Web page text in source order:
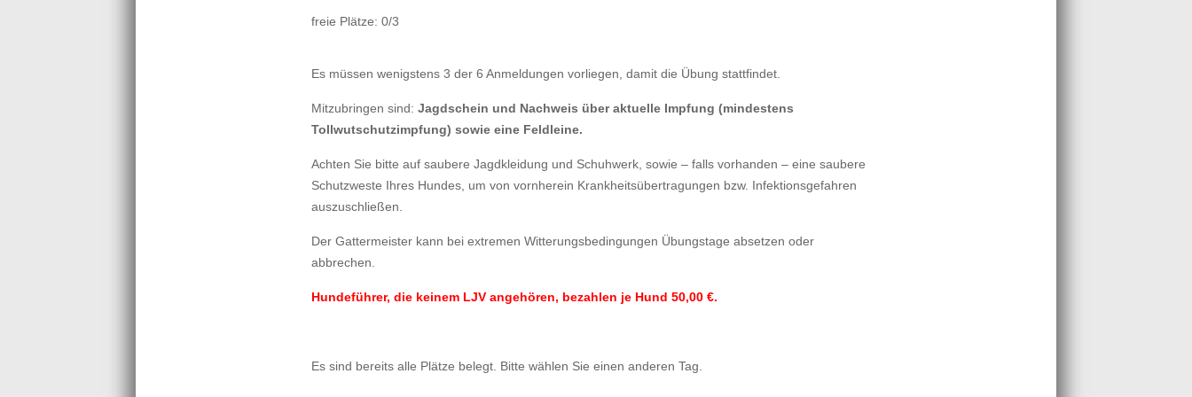
freie Plätze: 0/3
Es müssen wenigstens 3 der 6 Anmeldungen vorliegen, damit die Übung stattfindet.
Mitzubringen sind:Jagdschein und Nachweis über aktuelle Impfung (mindestens
Tollwutschutzimpfung) sowie eine Feldleine.
Achten Sie bitte auf saubere Jagdkleidung und Schuhwerk, sowie – falls vorhanden – eine saubere
Schutzweste Ihres Hundes, um von vornherein Krankheitsübertragungen bzw. Infektionsgefahren
auszuschließen.
Der Gattermeister kann bei extremen Witterungsbedingungen Übungstage absetzen oder
abbrechen.
Hundeführer, die keinem LJV angehören, bezahlen je Hund 50,00 €.
Es sind bereits alle Plätze belegt. Bitte wählen Sie einen anderen Tag.